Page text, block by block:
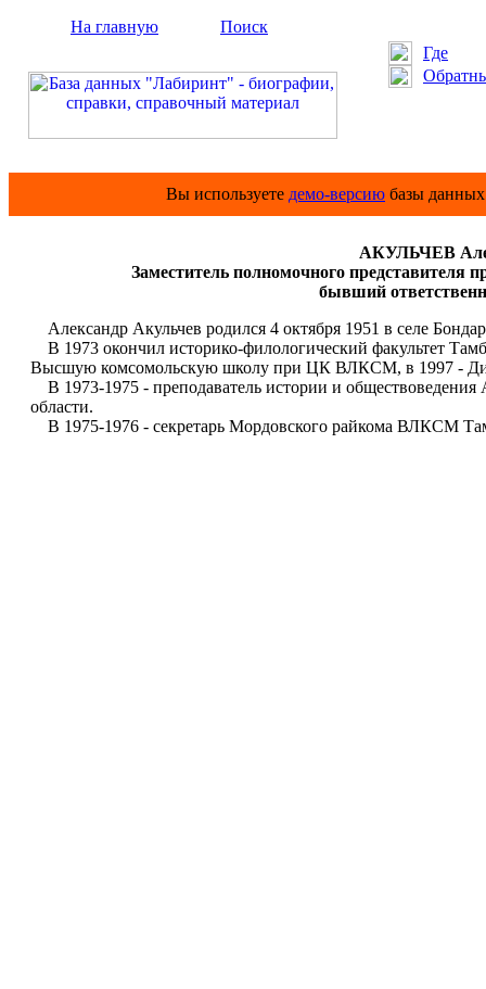
На главную
Поиск
Где
Вы используете демо-версию базы
АКУЛЬЧЕВ
Заместитель полномочного
бывший
Александр Акульчев родился 4 октября 1951 в селе
В 1973 окончил историко-филологический факультет
Высшую комсомольскую школу при ЦК ВЛКСМ, в 1997 -
В 1973-1975 - преподаватель истории и
области.
В 1975-1976 - секретарь Мордовского райкома ВЛКСМ